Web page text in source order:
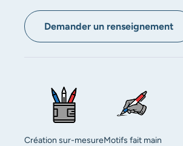
Demander un renseignement
Création sur-mesureMotifs fait main